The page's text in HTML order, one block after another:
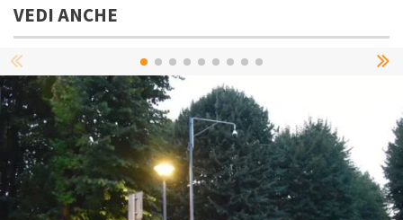
VEDI ANCHE